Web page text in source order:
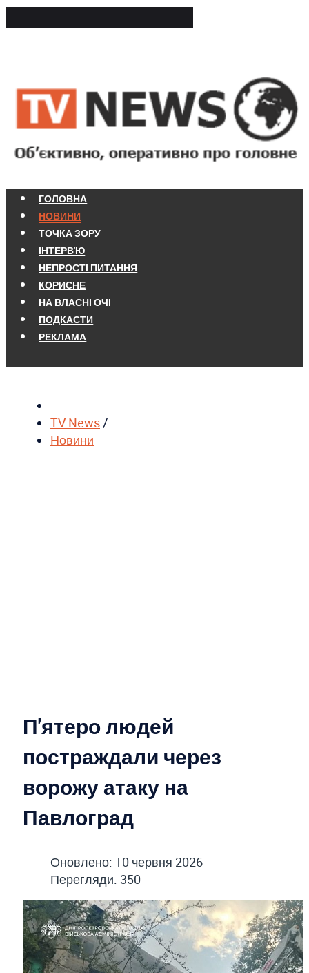
ГОЛОВНА
НОВИНИ
ТОЧКА ЗОРУ
ІНТЕРВ'Ю
НЕПРОСТІ ПИТАННЯ
КОРИСНЕ
НА ВЛАСНІ ОЧІ
ПОДКАСТИ
РЕКЛАМА
TV News/
Новини
П'ятеро людей
постраждали через
ворожу атаку на
Павлоград
Оновлено: 10 червня 2026
Перегляди: 350